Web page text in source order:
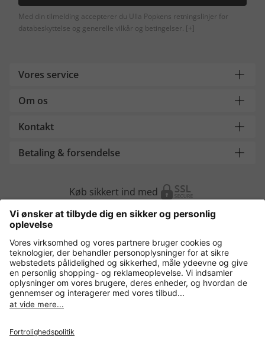
Med din tilmelding accepterer du Ulla Popkens retningslinjer for
databeskyttelse og generelle vilkår og betingelser. [+]
Vores service
Om os
Kontakt
Betaling & forsendelse
Køb sikkert ind med
Flere webshops
Danmark